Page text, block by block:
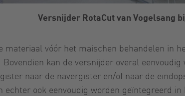
Versnijder RotaCut van Vogelsang
vóór het maischen behandelen in
kan de versnijder overal
naar de navergister en/of naar de
ook eenvoudig worden geïntegreerd